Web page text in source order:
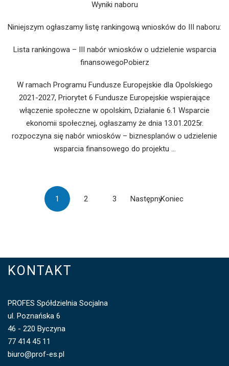
Wyniki naboru
Niniejszym ogłaszamy listę rankingową wniosków do III naboru:
Lista rankingowa – III nabór wniosków o udzielenie wsparcia
finansowegoPobierz
W ramach Programu Fundusze Europejskie dla Opolskiego
2021-2027, Priorytet 6 Fundusze Europejskie wspierające
włączenie społeczne w opolskim, Działanie 6.1 Wsparcie
ekonomii społecznej, ogłaszamy że dnia 13.01.2025r.
rozpoczyna się nabór wniosków – biznesplanów o udzielenie
wsparcia finansowego do projektu …
1 2 3 NastępnyKoniec
KONTAKT
PROFES Spółdzielnia Socjalna
ul. Poznańska 6
46 - 220 Byczyna
77 414 45 11
biuro@prof-es.pl